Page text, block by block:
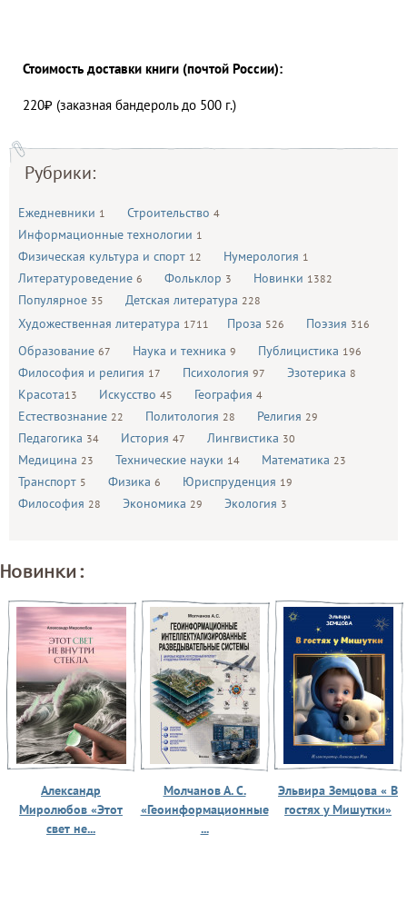
Рубрики:
Ежедневники 1 Строительство 4
Информационные технологии 1
Физическая культура и спорт 12 Нумерология 1
Литературоведение 6 Фольклор 3 Новинки 1382
Популярное 35 Детская литература 228
Художественная литература 1711 Проза 526 Поэзия 316
Образование 67 Наука и техника 9 Публицистика 196
Философия и религия 17 Психология 97 Эзотерика 8
Красота13 Искусство 45 География 4
Естествознание 22 Политология 28 Религия 29
Педагогика 34 История 47 Лингвистика 30
Медицина 23 Технические науки 14 Математика 23
Транспорт 5 Физика 6 Юриспруденция 19
Философия 28 Экономика 29 Экология 3
Стоимость доставки книги (почтой России):
220₽ (заказная бандероль до 500 г.)
Новинки:
Александр
Миролюбов «Этот
свет не...
Молчанов А. С.
«Геоинформационные
...
Эльвира Земцова « В
гостях у Мишутки»